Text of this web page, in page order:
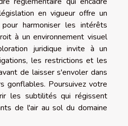
en vigueur offre un
harmoniser les intérêts
à un environnement visuel
juridique invite à un
les restrictions et les
de laisser s'envoler dans
gonflables. Poursuivez votre
les subtilités qui régissent
de l'air au sol du domaine